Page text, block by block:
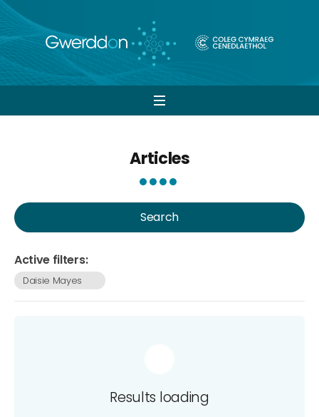
Open
Articles
Search
Active filters:
Daisie Mayes
Results loading